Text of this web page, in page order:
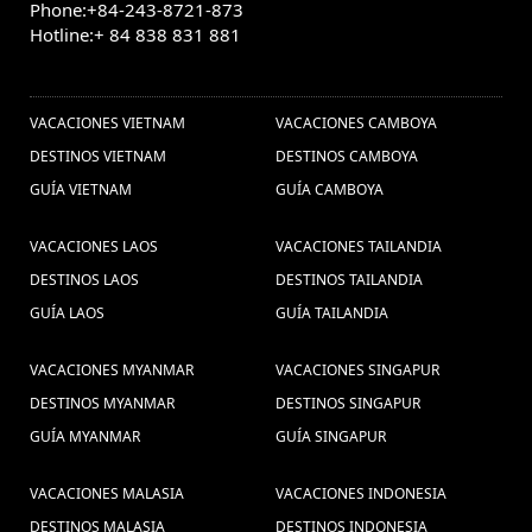
Tailandia (4) ,Laos Trips (1) ,
Tours (1) ,Guia de tailandia (4) ,viagem
familiar no Vietnã (1) ,
Luna de miel (1) ,Excursões
visitar a myanmar (16) ,Viagem
barata para Mianmar (1) ,Viajes privado a
Laos (1) ,
Paquete turistico a Laos (5) ,viagens ao
Vietnam (22) ,Siem Reap Camboja (1) ,guia de viaje
vietnam (10) ,
Ninh Binh (3) ,Visitar Laos (3)
,cultura de vietnam (12) ,Viajes a
Chiang Mai (1) ,
Phu quoc isla (1) ,Ferias no
Tailandia (1) ,Viagem barata para
Phone:+84-243-8721-873
Hotline:+ 84 838 831 881
VACACIONES VIETNAM
DESTINOS VIETNAM
GUÍA VIETNAM
VACACIONES CAMBOYA
DESTINOS CAMBOYA
GUÍA CAMBOYA
VACACIONES LAOS
DESTINOS LAOS
GUÍA LAOS
VACACIONES TAILANDIA
DESTINOS TAILANDIA
GUÍA TAILANDIA
VACACIONES MYANMAR
DESTINOS MYANMAR
GUÍA MYANMAR
VACACIONES SINGAPUR
DESTINOS SINGAPUR
GUÍA SINGAPUR
VACACIONES MALASIA
DESTINOS MALASIA
VACACIONES INDONESIA
DESTINOS INDONESIA